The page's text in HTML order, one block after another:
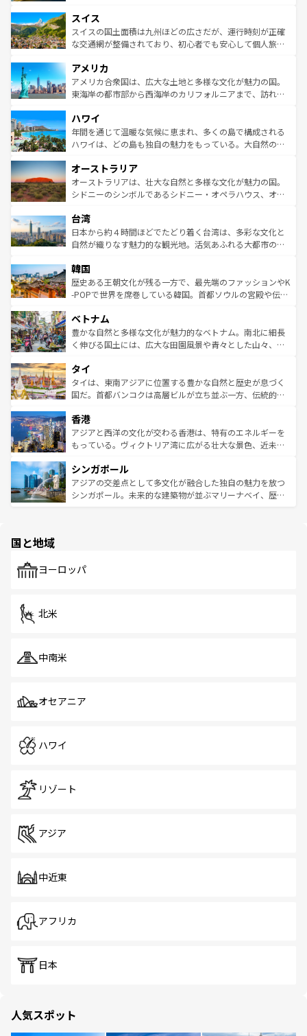
れる地方に足を運ぶとそれぞれで全く異なる文化を体験で
きるだろう。 なお、新着のフランス情報はコンテンツ一覧
を参照してほしい。
は、お酒好きな人にはぜひ体験してほしい。 なお、新着の
ドイツ情報はコンテンツ一覧を参照してほしい。
リアごとに異なる魅力がある。また、優雅なアフタヌーン
ティー、ビール好きにはたまらない英国パブ、サッカー観
戦など、本場だからこそできる体験も豊富。イギリスを旅
ンツ一覧を参照してほしい。
スイス
スイスの国土面積は九州ほどの広さだが、運行時刻が正確
な交通網が整備されており、初心者でも安心して個人旅行
の建物がそのまま残る町や、スイスならではのユニークな
博物館もあり、アルプス観光だけでなく町歩きも満喫する
ことができる。国民の所得が高いため物価も高いが、旅行
ば市内交通費無料で観光を楽しむこともできる。 なお、新
着のスイス情報はコンテンツ一覧 を参照してほしい。
アメリカ
アメリカ合衆国は、広大な土地と多様な文化が魅力の国。
東海岸の都市部から西海岸のカリフォルニアまで、訪れる
のような巨大都市は、観光、ショッピング、エンターテイ
ンメントが詰まった刺激的なスポットだ。一方、アメリカ
西部には大自然が広がり、グランドキャニオンやイエロー
部のニューオーリンズでは、音楽と美食が融合した独特の
文化が魅力。旅行者はアメリカの各地域で異なる魅力を楽
しみながら、その多様性と豊かな歴史を感じることができ
ならではの贅沢な旅のスタイルだ。 なお、新着のアメリカ
情報はコンテンツ一覧を参照してほしい。
ハワイ
年間を通じて温暖な気候に恵まれ、多くの島で構成される
ハワイは、どの島も独自の魅力をもっている。大自然の神
ワイ島は見逃せない。また、定番の観光地といえばオアフ
島だが、静かな自然を求めるならマウイ島やカウアイ島が
おすすめ。エメラルドグリーンに輝く海をはじめ、豊かな
れるおもてなしの心で訪れる人々を迎えてくれるハワイの
人々、おいしいローカルフードやハワイアンミュージッ
ク、伝統的なフラダンスなど、すべてがハワイの魅力を彩
ワイを、存分に味わってほしい。 なお、新着のハワイ情報
はコンテンツ一覧を参照してほしい。
オーストラリア
オーストラリアは、壮大な自然と多様な文化が魅力の国。
シドニーのシンボルであるシドニー・オペラハウス、オー
リアリーフや大陸中央部にそびえるウルル（エアーズロッ
ク）、タスマニアの美しい原生林やケアンズの熱帯雨林な
ど、見どころがたくさん。また、カフェやワイン、オージ
いる。アクティビティも充実しており、サーフィンやダイ
ビング、ハイキングなど、アウトドア好きにはたまらな
い。オーストラリアの多彩な魅力を存分に味わいつくそ
参照してほしい。
台湾
日本から約４時間ほどでたどり着く台湾は、多彩な文化と
自然が織りなす魅力的な観光地。活気あふれる大都市の台
ン）、静ひつな山岳地帯である台湾東部など、都市の喧騒
と山間の静けさが共存しており、訪れる人に新しい発見と
驚きをもたらしてくれる。また、奥深い台湾の食文化も魅
容にもいいと評判のスイーツなど、バラエティ豊かな料理
が味わえる。 なお、新着の台湾情報は コンテンツ一覧を参
照してほしい。
韓国
歴史ある王朝文化が残る一方で、最先端のファッションやK
-POPで世界を席巻している韓国。首都ソウルの宮殿や伝統
き、地方に足を延ばせば四季折々の自然美を楽しむことが
できる。そして、キムチや焼肉、絶品のストリートフード
まで、さまざまな韓国料理が待っている。夜には、韓国な
リティに包まれながら、韓国の多彩な魅力を心ゆくまで味
わってみてほしい。 なお、新着の韓国情報はコンテンツ一
覧を参照してほしい。
ベトナム
豊かな自然と多様な文化が魅力的なベトナム。南北に細長
く伸びる国土には、広大な田園風景や青々とした山々、世
急速な発展と共に伝統が息づく。ハノイの古い町並みやホ
ーチミン市のフランス統治時代の建物も、独特の雰囲気を
醸し出している。また、バラエティの豊かさとおいしさで
とつ。フォーやバインミー、ベトナムコーヒーなどは、ぜ
ひ現地で味わいたい。どの地域を訪れてもあたたかい人々
が旅行者を迎えてくれるので、きっと忘れられない旅にな
参照してほしい。
タイ
タイは、東南アジアに位置する豊かな自然と歴史が息づく
国だ。首都バンコクは高層ビルが立ち並ぶ一方、伝統的な
の活気が交差している。北部ではチェンマイなどの山岳地
帯で自然と触れ合い、南部ではプーケットやクラビの美し
いビーチでリゾート気分を楽しむことができる。タイ料理
激する。気候は一年中温暖で、どの季節にも異なる楽しみ
が待っている。親しみやすいタイの人々、仏教を中心とし
た文化、そして多様な観光資源が、訪れる旅人を魅了し続
香港
アジアと西洋の文化が交わる香港は、特有のエネルギーを
もっている。ヴィクトリア湾に広がる壮大な景色、近未来
み、どこを訪れても感動するはず。観光スポットが密集し
ており、効率よく見どころを回れるのも魅力。息をのむよ
うな絶景から文化的な体験まで、香港を存分に楽しみ尽く
シンガポール
アジアの交差点として多文化が融合した独自の魅力を放つ
シンガポール。未来的な建築物が並ぶマリーナベイ、歴史
で、ホーカーズは地元の風情を楽しめる外せないスポット
国と地域
ヨーロッパ
北米
中南米
オセアニア
ハワイ
リゾート
アジア
中近東
アフリカ
日本
人気スポット